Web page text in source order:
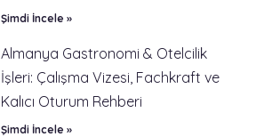
Şimdi İncele »
Almanya Gastronomi & Otelcilik
İşleri: Çalışma Vizesi, Fachkraft ve
Kalıcı Oturum Rehberi
Şimdi İncele »